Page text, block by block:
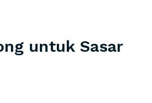
untuk Sasar